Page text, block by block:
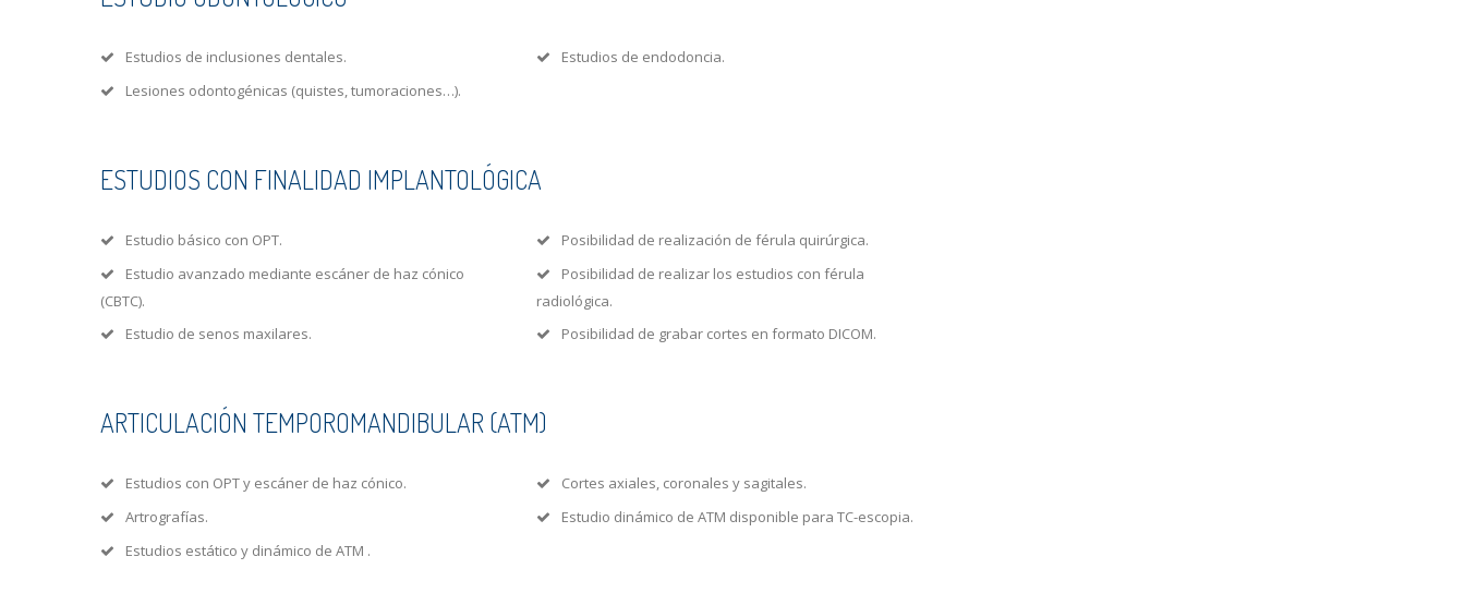
Estudios de inclusiones dentales.
Lesiones odontogénicas (quistes, tumoraciones…).
Estudios de endodoncia.
ESTUDIOS CON FINALIDAD IMPLANTOLÓGICA
Estudio básico con OPT.
Estudio avanzado mediante escáner de haz cónico
(CBTC).
Estudio de senos maxilares.
Posibilidad de realización de férula quirúrgica.
Posibilidad de realizar los estudios con férula
radiológica.
Posibilidad de grabar cortes en formato DICOM.
ARTICULACIÓN TEMPOROMANDIBULAR (ATM)
Estudios con OPT y escáner de haz cónico.
Artrografías.
Estudios estático y dinámico de ATM .
Cortes axiales, coronales y sagitales.
Estudio dinámico de ATM disponible para TC-escopia.